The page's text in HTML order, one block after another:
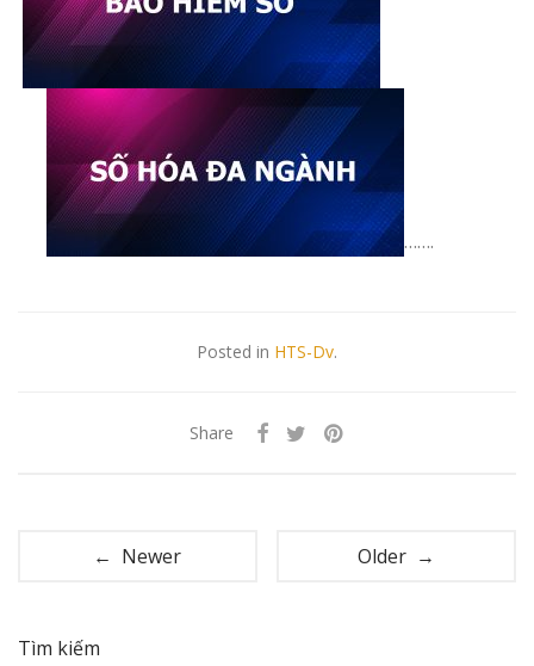
…….
Posted in HTS-Dv.
Share
← Newer Older →
Tìm kiếm